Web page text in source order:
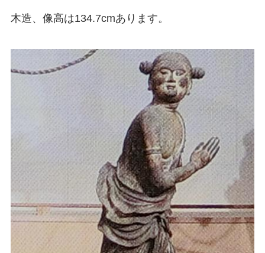
木造、像高は134.7cmあります。